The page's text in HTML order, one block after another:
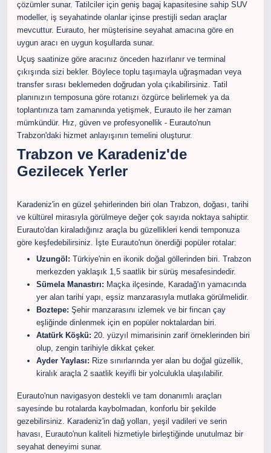
çözümler sunar. Tatilciler için geniş bagaj kapasitesine sahip SUV
modeller, iş seyahatinde olanlar içinse prestijli sedan araçlar
mevcuttur. Eurauto, her müşterisine seyahat amacına göre en
uygun aracı en uygun koşullarda sunar.
Uçuş saatinize göre aracınız önceden hazırlanır ve terminal
çıkışında sizi bekler. Böylece toplu taşımayla uğraşmadan veya
transfer sırası beklemeden doğrudan yola çıkabilirsiniz. Tatil
planınızın temposuna göre rotanızı özgürce belirlemek ya da
toplantınıza tam zamanında yetişmek, Eurauto ile her zaman
mümkündür. Hız, güven ve profesyonellik - Eurauto'nun
Trabzon'daki hizmet anlayışının temelini oluşturur.
Trabzon ve Karadeniz'de
Gezilecek Yerler
Karadeniz'in en güzel şehirlerinden biri olan Trabzon, doğası, tarihi
ve kültürel mirasıyla görülmeye değer çok sayıda noktaya sahiptir.
Eurauto'dan kiraladığınız araçla bu güzellikleri kendi temponuza
göre keşfedebilirsiniz. İşte Eurauto'nun önerdiği popüler rotalar:
Uzungöl: Türkiye'nin en ikonik doğal göllerinden biri. Trabzon
merkezden yaklaşık 1,5 saatlik bir sürüş mesafesindedir.
Sümela Manastırı: Maçka ilçesinde, Karadağ'ın yamacında
yer alan tarihi yapı, eşsiz manzarasıyla mutlaka görülmelidir.
Boztepe: Şehir manzarasını izlemek ve bir fincan çay
eşliğinde dinlenmek için en popüler noktalardan biri.
Atatürk Köşkü: 20. yüzyıl mimarisinin zarif örneklerinden biri
olup, zengin tarihiyle dikkat çeker.
Ayder Yaylası: Rize sınırlarında yer alan bu doğal güzellik,
kiralık araçla 2 saatlik keyifli bir yolculukla ulaşılabilir.
Eurauto'nun navigasyon destekli ve tam donanımlı araçları
sayesinde bu rotalarda kaybolmadan, konforlu bir şekilde
gezebilirsiniz. Karadeniz'in dağ yolları, yeşil vadileri ve serin
havası, Eurauto'nun kaliteli hizmetiyle birleştiğinde unutulmaz bir
seyahat deneyimi sunar.